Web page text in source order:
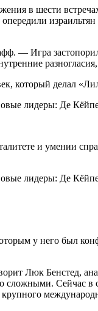
в шести
израильтян
Игра
который
и умении
у него был
Люк Бенстед,
сложными.